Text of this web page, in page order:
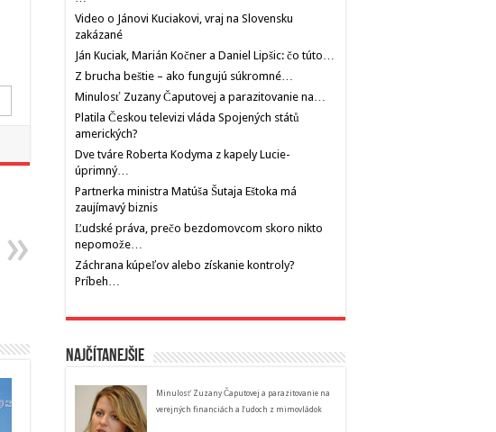
Video o Jánovi Kuciakovi, vraj na Slovensku
zakázané
Ján Kuciak, Marián Kočner a Daniel Lipšic: čo túto…
Z brucha beštie – ako fungujú súkromné…
Minulosť Zuzany Čaputovej a parazitovanie na…
Platila Českou televizi vláda Spojených států
amerických?
Dve tváre Roberta Kodyma z kapely Lucie-
úprimný…
Partnerka ministra Matúša Šutaja Eštoka má
zaujímavý biznis
Ľudské práva, prečo bezdomovcom skoro nikto
nepomože…
Záchrana kúpeľov alebo získanie kontroly?
Príbeh…
Najčítanejšie
Minulosť Zuzany Čaputovej a parazitovanie na
verejných financiách a ľudoch z mimovládok